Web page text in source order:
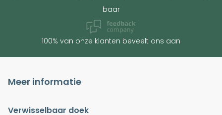
baar
100% van onze klanten beveelt ons aan
Meer informatie
Verwisselbaar doek